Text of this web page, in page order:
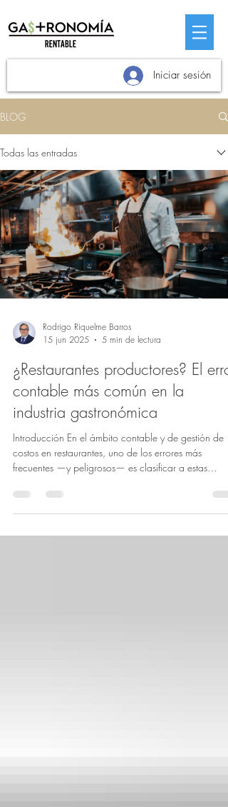
Iniciar sesión
BLOG
Todas las entradas
Rodrigo Riquelme Barros
15 jun 2025
5 min de lectura
¿Restaurantes productores? El error
contable más común en la
industria gastronómica
Introducción En el ámbito contable y de gestión de
costos en restaurantes, uno de los errores más
frecuentes —y peligrosos— es clasificar a estas
comparándolas erróneamente con fábricas o
manufactureras. Esta confusión ha generado modelos